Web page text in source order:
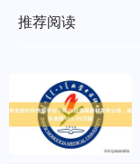
推荐阅读